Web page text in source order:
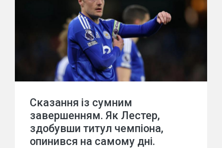
Сказання із сумним
завершенням. Як Лестер,
здобувши титул чемпіона,
опинився на самому дні.